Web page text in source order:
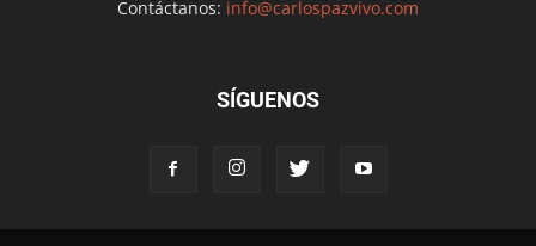
Contáctanos: info@carlospazvivo.com
SÍGUENOS